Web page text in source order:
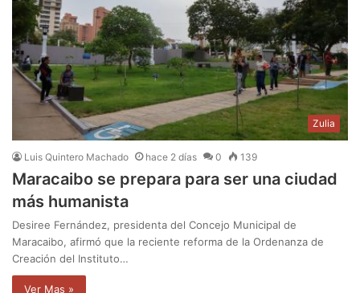
Zulia
Luis Quintero Machado hace 2 días 0 139
Maracaibo se prepara para ser una ciudad
más humanista
Desiree Fernández, presidenta del Concejo Municipal de
Maracaibo, afirmó que la reciente reforma de la Ordenanza de
Creación del Instituto…
Ver Mas »